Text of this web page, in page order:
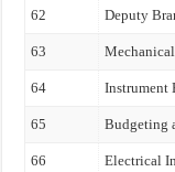
62 Deputy
63
64 Instrument
65 Budgeting
66 Electrical